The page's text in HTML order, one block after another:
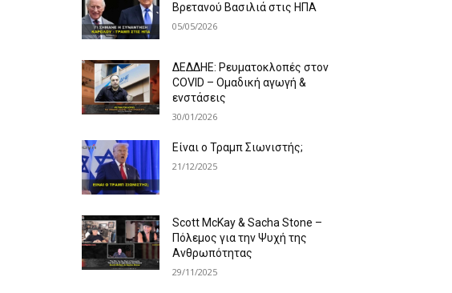
Βρετανού Βασιλιά στις ΗΠΑ
05/05/2026
ΔΕΔΔΗΕ: Ρευματοκλοπές στον
COVID – Ομαδική αγωγή &
ενστάσεις
30/01/2026
Είναι ο Τραμπ Σιωνιστής;
21/12/2025
Scott McKay & Sacha Stone –
Πόλεμος για την Ψυχή της
Ανθρωπότητας
29/11/2025